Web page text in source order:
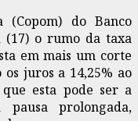
do Banco
(17) o rumo da taxa
em mais um corte
juros a 14,25% ao
esta pode ser a
prolongada,